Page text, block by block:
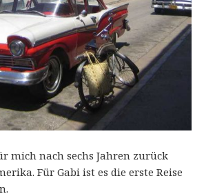
mich nach sechs Jahren zurück
Für Gabi ist es die erste Reise